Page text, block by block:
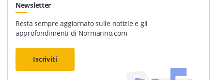
Newsletter
Resta sempre aggiornato sulle notizie e gli
approfondimenti di Normanno.com
Iscriviti